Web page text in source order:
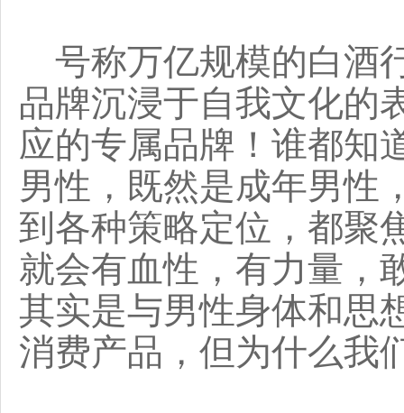
号称万亿规模的白酒
品牌沉浸于自我文化的
应的专属品牌！谁都知
男性，既然是成年男性
到各种策略定位，都聚
就会有血性，有力量，
其实是与男性身体和思
消费产品，但为什么我